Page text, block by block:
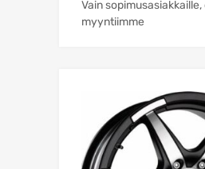
Vain
myyntiimme